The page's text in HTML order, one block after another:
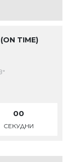
(ON TIME)
00
СЕКУДНИ